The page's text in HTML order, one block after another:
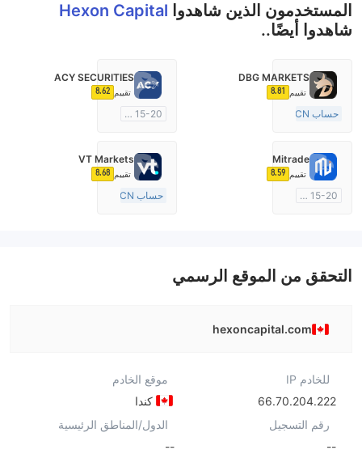
المستخدمون الذين شاهدوا Hexon Capital
شاهدوا أيضًا..
DBG MARKETS
تقييم 8.81
حساب ECN
صناعة السوق (MM)
ACY SECURITIES
تقييم 8.62
15-20 سنة
Mitrade
تقييم 8.59
15-20 سنة
VT Markets
تقييم 8.68
حساب ECN
التحقق من الموقع الرسمي
hexoncapital.com
للخادم IP
66.70.204.222
موقع الخادم
كندا
رقم التسجيل
--
الدول/المناطق الرئيسية
--